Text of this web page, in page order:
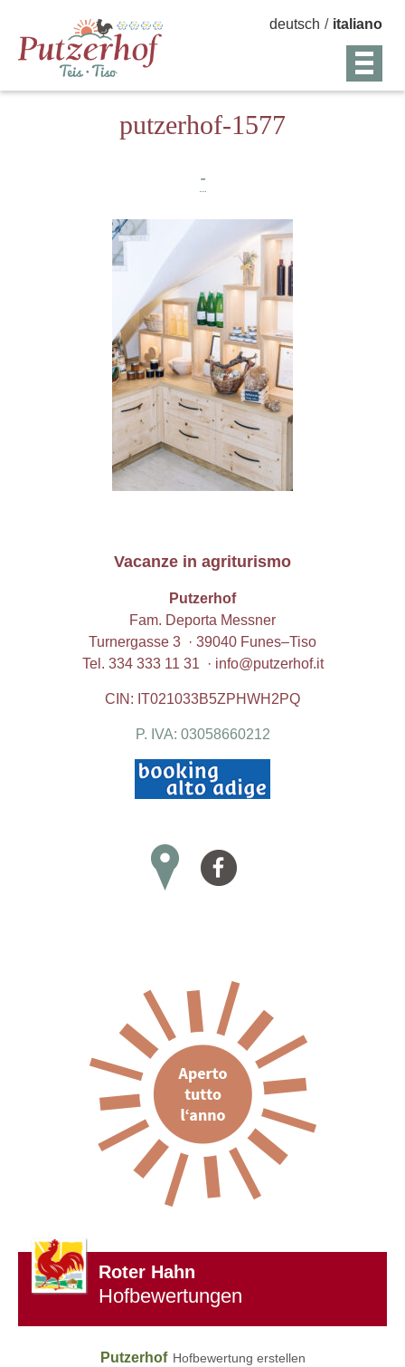
deutsch / italiano
putzerhof-1577
-
Vacanze in agriturismo
Putzerhof
Fam. Deporta Messner
Turnergasse 3 · 39040 Funes–Tiso
Tel. 334 333 11 31 · info@putzerhof.it
CIN: IT021033B5ZPHWH2PQ
P. IVA: 03058660212
Roter Hahn
Hofbewertungen
Putzerhof Hofbewertung erstellen